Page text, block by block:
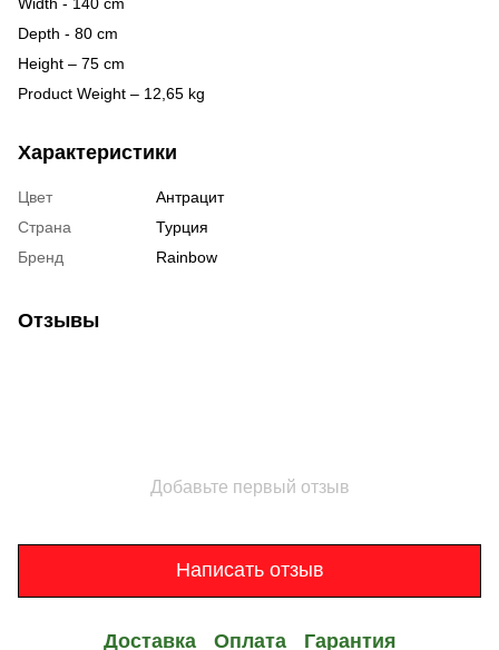
Depth - 80 cm
Height – 75 cm
Product Weight – 12,65 kg
Характеристики
Цвет
Антрацит
Страна
Турция
Бренд
Rainbow
Отзывы
Добавьте первый отзыв
Написать отзыв
Доставка Оплата Гарантия